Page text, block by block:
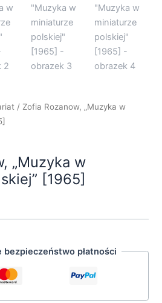
/ Zofia Rozanow, „Muzyka w
„Muzyka w
[1965]
bezpieczeństwo płatności